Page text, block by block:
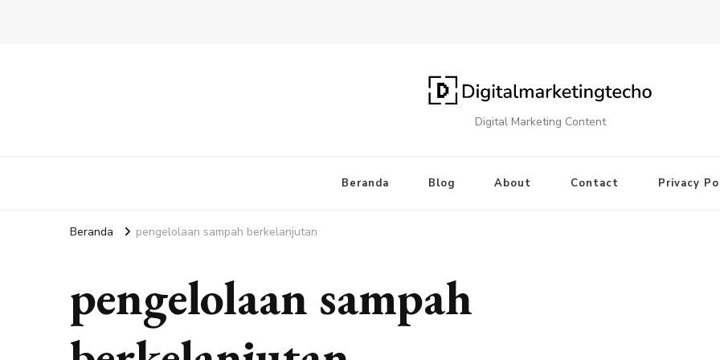
Digital Marketing Content
Beranda Blog About Contact Privacy
Beranda pengelolaan sampah berkelanjutan
pengelolaan sampah